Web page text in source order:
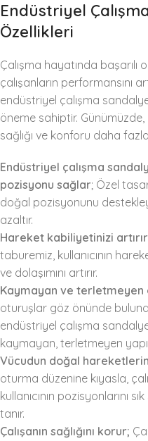
Endüstriyel
Özellikleri
Çalışma hayatında başarılı
çalışanların performansını
endüstriyel çalışma
öneme sahiptir. Günümüzde,
sağlığı ve konforu daha
Endüstriyel çalışma
pozisyonu sağlar; Özel
doğal pozisyonunu
azaltır.
Hareket kabiliyetinizi
taburemiz, kullanıcının
ve dolaşımını artırır.
Kaymayan ve terletmeyen
oturuşlar göz önünde
endüstriyel çalışma
kaymayan, terletmeyen
Vücudun doğal
oturma düzenine kıyasla,
kullanıcının pozisyonlarını
tanır.
Çalışanın sağlığını korur;